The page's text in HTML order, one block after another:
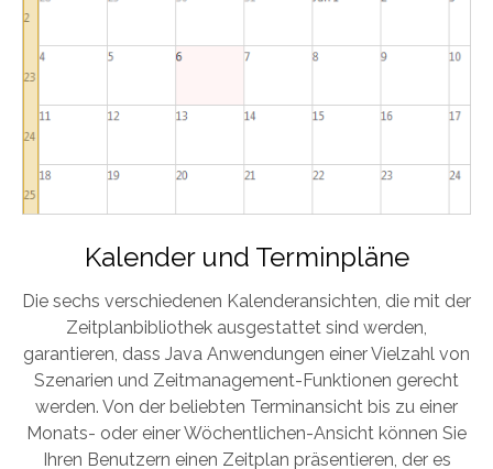
Kalender und Terminpläne
Die sechs verschiedenen Kalenderansichten, die mit der
Zeitplanbibliothek ausgestattet sind werden,
garantieren, dass Java Anwendungen einer Vielzahl von
Szenarien und Zeitmanagement-Funktionen gerecht
werden. Von der beliebten Terminansicht bis zu einer
Monats- oder einer Wöchentlichen-Ansicht können Sie
Ihren Benutzern einen Zeitplan präsentieren, der es